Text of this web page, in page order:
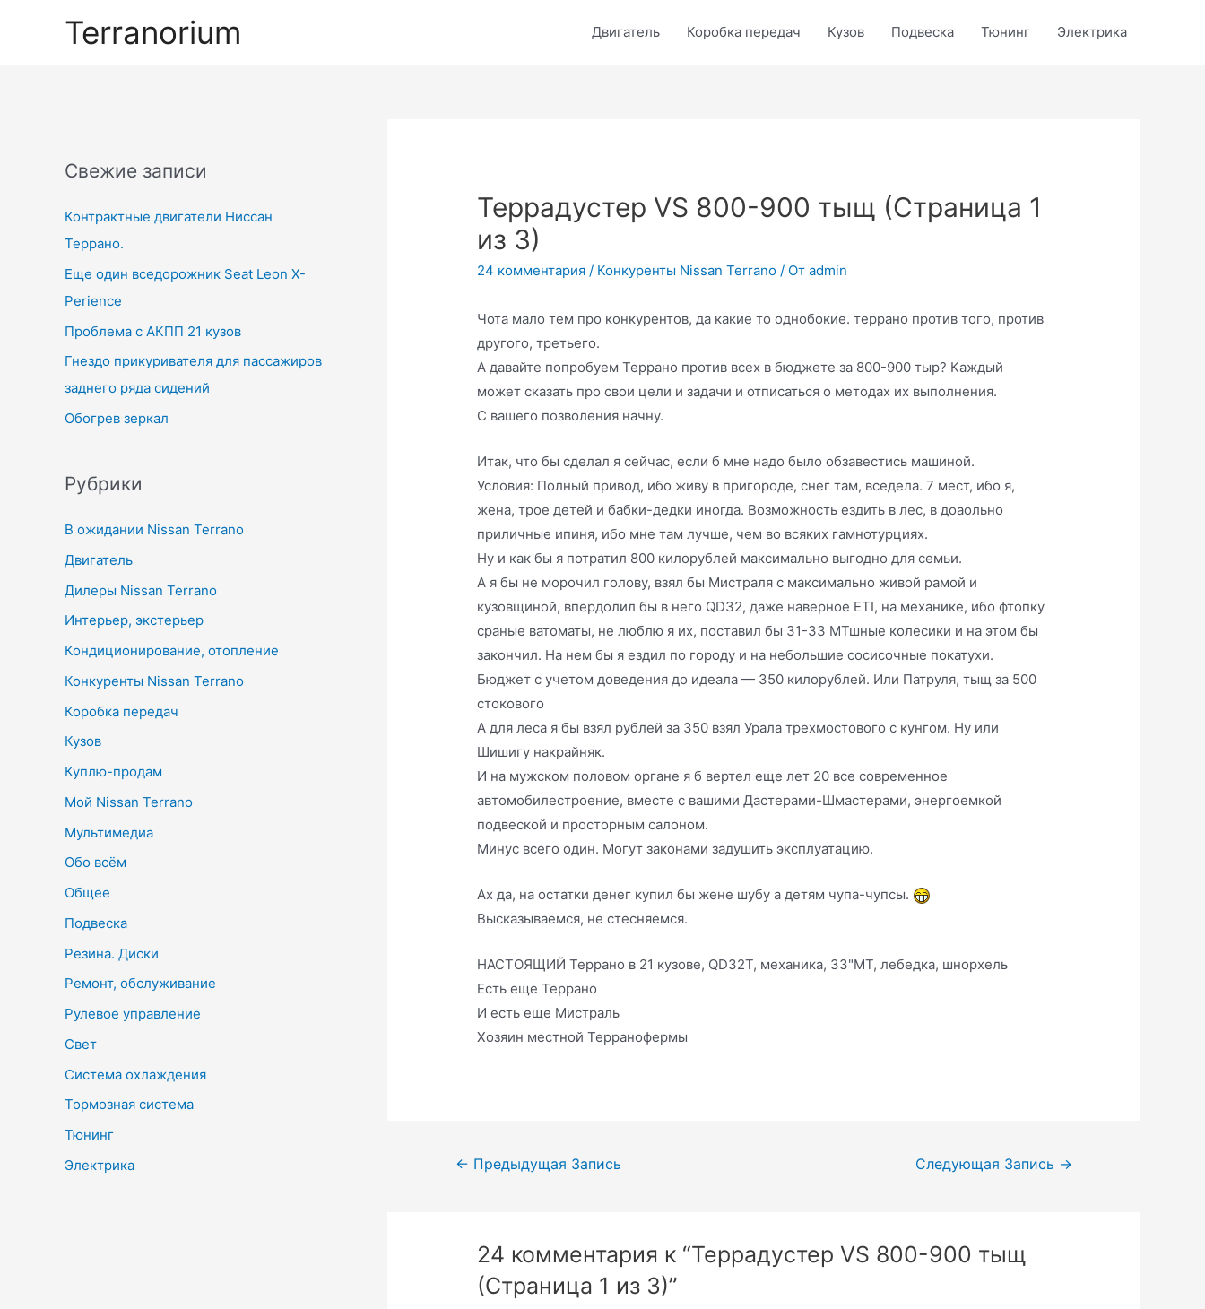
Terranorium Двигатель Коробка передач Кузов Подвеска Тюнинг Электрика
Свежие записи
Контрактные двигатели Ниссан
Террано.
Еще один вседорожник Seat Leon X-
Perience
Проблема с АКПП 21 кузов
Гнездо прикуривателя для пассажиров
заднего ряда сидений
Обогрев зеркал
Рубрики
В ожидании Nissan Terrano
Двигатель
Дилеры Nissan Terrano
Интерьер, экстерьер
Кондиционирование, отопление
Конкуренты Nissan Terrano
Коробка передач
Кузов
Куплю-продам
Мой Nissan Terrano
Мультимедиа
Обо всём
Общее
Подвеска
Резина. Диски
Ремонт, обслуживание
Рулевое управление
Свет
Система охлаждения
Тормозная система
Тюнинг
Электрика
Террадустер VS 800-900 тыщ (Страница 1
из 3)
24 комментария / Конкуренты Nissan Terrano / От admin
Чота мало тем про конкурентов, да какие то однобокие. террано против того, против
другого, третьего.
А давайте попробуем Террано против всех в бюджете за 800-900 тыр? Каждый
может сказать про свои цели и задачи и отписаться о методах их выполнения.
С вашего позволения начну.
Итак, что бы сделал я сейчас, если б мне надо было обзавестись машиной.
Условия: Полный привод, ибо живу в пригороде, снег там, вседела. 7 мест, ибо я,
жена, трое детей и бабки-дедки иногда. Возможность ездить в лес, в доаольно
приличные ипиня, ибо мне там лучше, чем во всяких гамнотурциях.
Ну и как бы я потратил 800 килорублей максимально выгодно для семьи.
А я бы не морочил голову, взял бы Мистраля с максимально живой рамой и
кузовщиной, впердолил бы в него QD32, даже наверное ETI, на механике, ибо фтопку
сраные ватоматы, не люблю я их, поставил бы 31-33 МТшные колесики и на этом бы
закончил. На нем бы я ездил по городу и на небольшие сосисочные покатухи.
Бюджет с учетом доведения до идеала — 350 килорублей. Или Патруля, тыщ за 500
стокового
А для леса я бы взял рублей за 350 взял Урала трехмостового с кунгом. Ну или
Шишигу накрайняк.
И на мужском половом органе я б вертел еще лет 20 все современное
автомобилестроение, вместе с вашими Дастерами-Шмастерами, энергоемкой
подвеской и просторным салоном.
Минус всего один. Могут законами задушить эксплуатацию.
Ах да, на остатки денег купил бы жене шубу а детям чупа-чупсы.
Высказываемся, не стесняемся.
НАСТОЯЩИЙ Террано в 21 кузове, QD32T, механика, 33"МТ, лебедка, шнорхель
Есть еще Террано
И есть еще Мистраль
Хозяин местной Терранофермы
Навигация
← Предыдущая Запись Следующая Запись →
24 комментария к “Террадустер VS 800-900 тыщ
(Страница 1 из 3)”